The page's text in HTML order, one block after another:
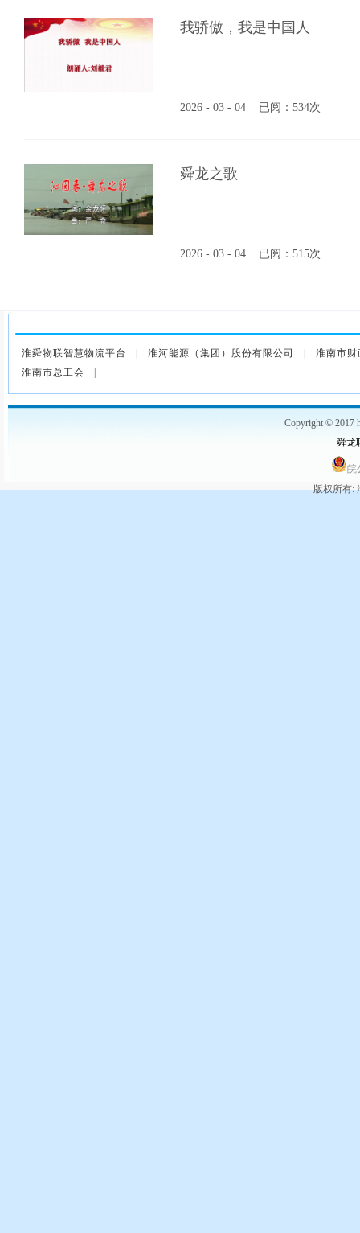
我骄傲，我是中国人
2026 - 03 - 04 已阅：534次
舜龙之歌
2026 - 03 - 04 已阅：515次
淮舜物联智慧物流平台 淮河能源（集团）股份有限公司
淮南市财
淮南市总工会
Copyright © 2017
舜龙
皖
版权所有: